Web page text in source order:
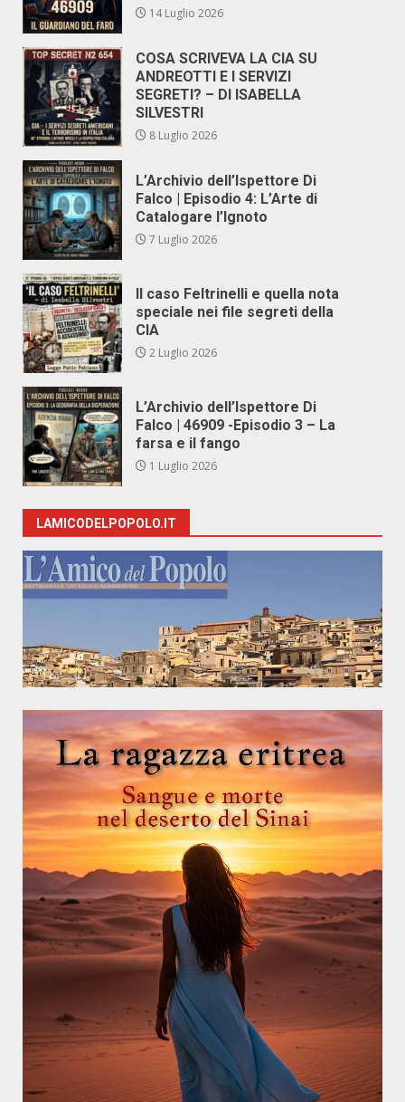
14 Luglio 2026
COSA SCRIVEVA LA CIA SU
ANDREOTTI E I SERVIZI
SEGRETI? – DI ISABELLA
SILVESTRI
8 Luglio 2026
L’Archivio dell’Ispettore Di
Falco | Episodio 4: L’Arte di
Catalogare l’Ignoto
7 Luglio 2026
Il caso Feltrinelli e quella nota
speciale nei file segreti della
CIA
2 Luglio 2026
L’Archivio dell’Ispettore Di
Falco | 46909 -Episodio 3 – La
farsa e il fango
1 Luglio 2026
LAMICODELPOPOLO.IT